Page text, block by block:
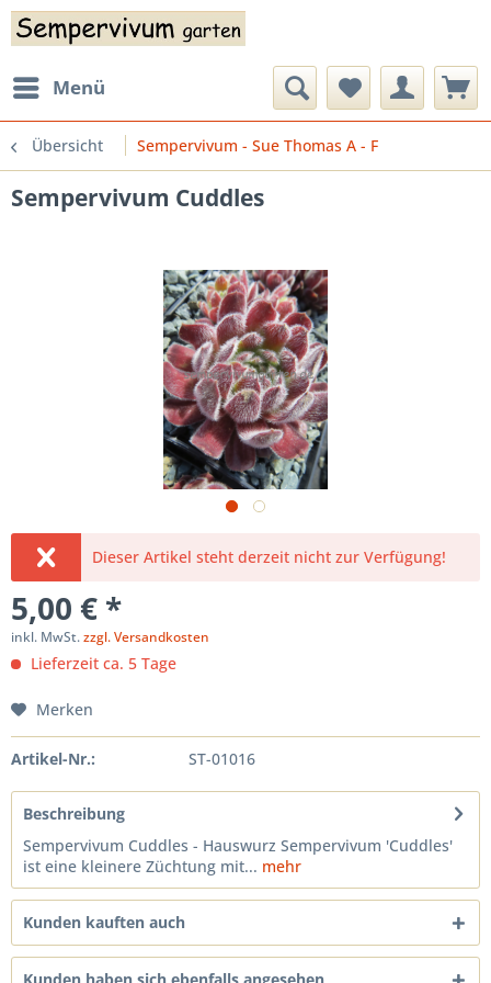
Menü
Übersicht Sempervivum - Sue Thomas A - F
Sempervivum Cuddles
Dieser Artikel steht derzeit nicht zur Verfügung!
5,00 € *
inkl. MwSt.zzgl. Versandkosten
Lieferzeit ca. 5 Tage
Merken
Artikel-Nr.: ST-01016
Beschreibung
Sempervivum Cuddles - Hauswurz Sempervivum 'Cuddles'
ist eine kleinere Züchtung mit... mehr
Kunden kauften auch